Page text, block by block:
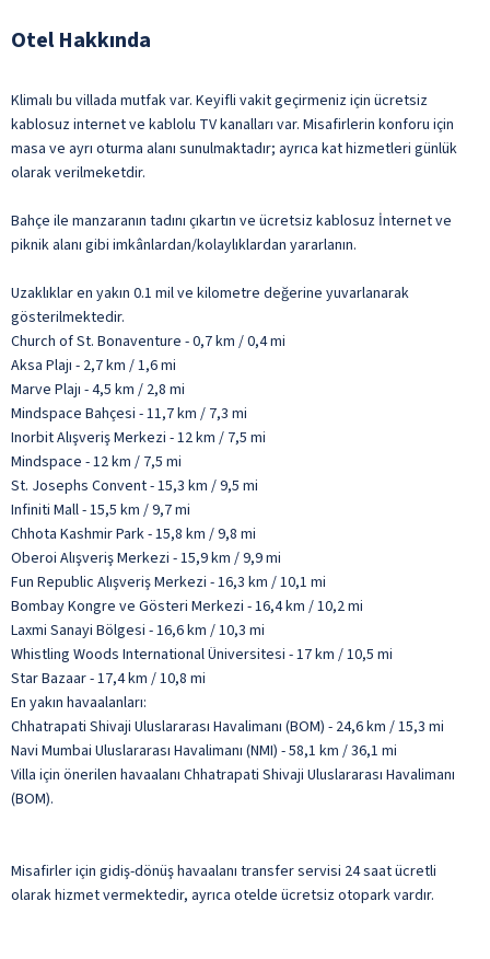
Otel Hakkında
Klimalı bu villada mutfak var. Keyifli vakit geçirmeniz için ücretsiz
kablosuz internet ve kablolu TV kanalları var. Misafirlerin konforu için
masa ve ayrı oturma alanı sunulmaktadır; ayrıca kat hizmetleri günlük
olarak verilmeketdir.
Bahçe ile manzaranın tadını çıkartın ve ücretsiz kablosuz İnternet ve
piknik alanı gibi imkânlardan/kolaylıklardan yararlanın.
Uzaklıklar en yakın 0.1 mil ve kilometre değerine yuvarlanarak
gösterilmektedir.
Church of St. Bonaventure - 0,7 km / 0,4 mi
Aksa Plajı - 2,7 km / 1,6 mi
Marve Plajı - 4,5 km / 2,8 mi
Mindspace Bahçesi - 11,7 km / 7,3 mi
Inorbit Alışveriş Merkezi - 12 km / 7,5 mi
Mindspace - 12 km / 7,5 mi
St. Josephs Convent - 15,3 km / 9,5 mi
Infiniti Mall - 15,5 km / 9,7 mi
Chhota Kashmir Park - 15,8 km / 9,8 mi
Oberoi Alışveriş Merkezi - 15,9 km / 9,9 mi
Fun Republic Alışveriş Merkezi - 16,3 km / 10,1 mi
Bombay Kongre ve Gösteri Merkezi - 16,4 km / 10,2 mi
Laxmi Sanayi Bölgesi - 16,6 km / 10,3 mi
Whistling Woods International Üniversitesi - 17 km / 10,5 mi
Star Bazaar - 17,4 km / 10,8 mi
En yakın havaalanları:
Chhatrapati Shivaji Uluslararası Havalimanı (BOM) - 24,6 km / 15,3 mi
Navi Mumbai Uluslararası Havalimanı (NMI) - 58,1 km / 36,1 mi
Villa için önerilen havaalanı Chhatrapati Shivaji Uluslararası Havalimanı
(BOM).
Misafirler için gidiş-dönüş havaalanı transfer servisi 24 saat ücretli
olarak hizmet vermektedir, ayrıca otelde ücretsiz otopark vardır.